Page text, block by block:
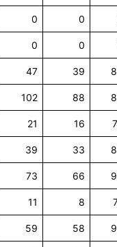
0 0
0 0
47 39
102 88
21 16
39 33
73 66
11 8
59 58